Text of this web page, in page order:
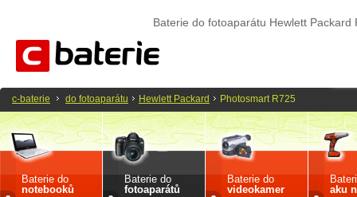
Baterie do fotoaparátu Hewlett Packard
Baterie do
notebooků
Baterie do
fotoaparátů
Baterie do
videokamer
aku
c-baterie do fotoaparátu Hewlett Packard Photosmart R725